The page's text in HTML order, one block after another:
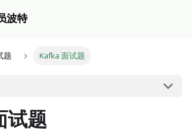
波特
题 Kafka 面试题
试题